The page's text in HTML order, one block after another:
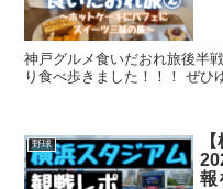
神戸グルメ食いだおれ旅後半
り食べ歩きました！！！ ぜひ
野球
報